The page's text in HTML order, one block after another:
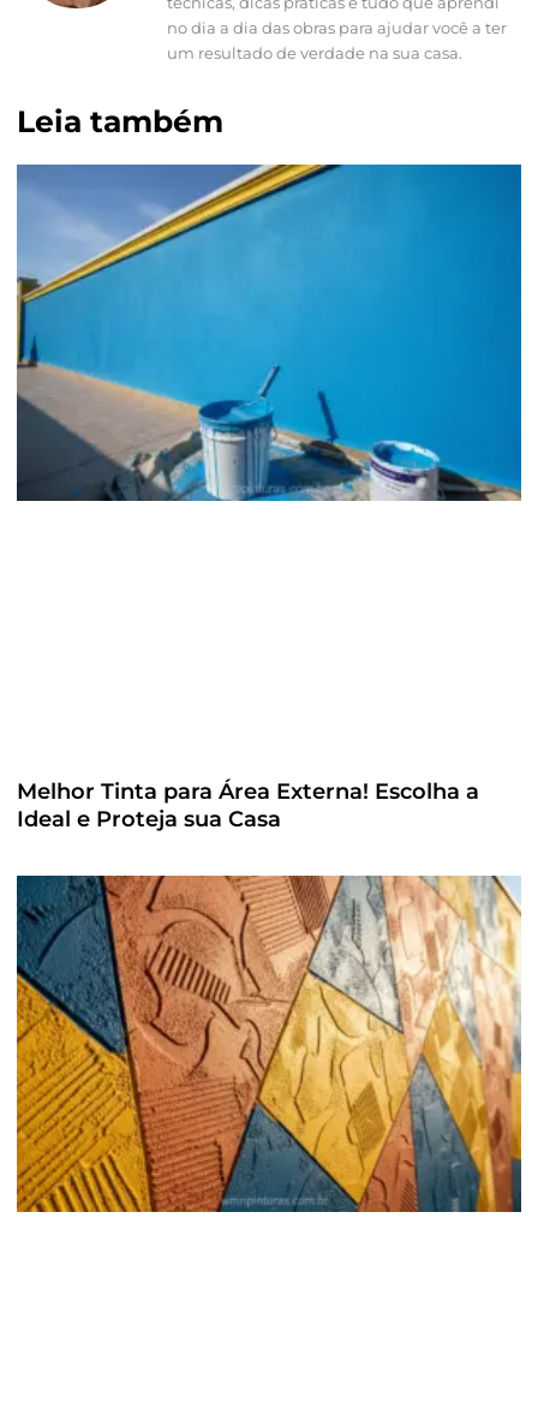
no dia a dia das obras para ajudar você a ter
um resultado de verdade na sua casa.
Leia também
Melhor Tinta para Área Externa! Escolha a
Ideal e Proteja sua Casa